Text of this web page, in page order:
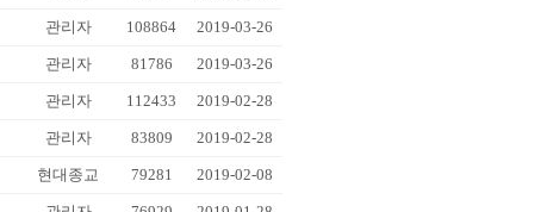
관리자 108864 2019-03-26
관리자 81786 2019-03-26
관리자 112433 2019-02-28
관리자 83809 2019-02-28
현대종교 79281 2019-02-08